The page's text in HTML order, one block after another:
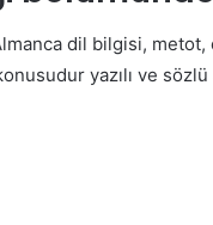
dil bilgisi,
yazılı ve